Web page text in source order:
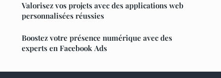
Valorisez vos projets avec des applications web
personnalisées réussies
Boostez votre présence numérique avec des
experts en Facebook Ads